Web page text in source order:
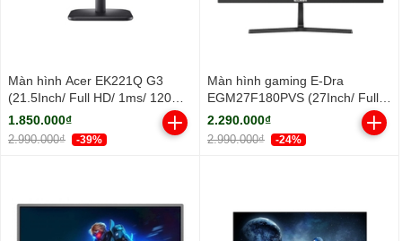
Màn hình Acer EK221Q G3
(21.5Inch/ Full HD/ 1ms/ 120Hz/
250cd/m2/ IPS)
1.850.000₫
2.990.000₫ -39%
Màn hình gaming E-Dra
EGM27F180PVS (27Inch/ Full
HD/ 1ms/ 180Hz/ 250cd/m2/
IPS)
2.290.000₫
2.990.000₫ -24%